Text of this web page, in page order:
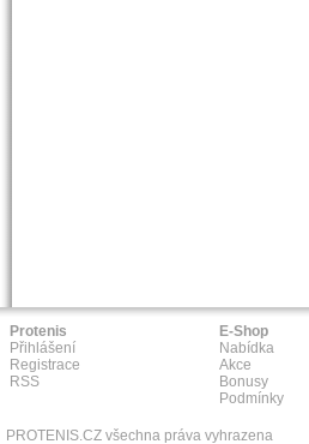
Protenis
Přihlášení
Registrace
RSS
E-Shop
Nabídka
Akce
Bonusy
Podmínky
PROTENIS.CZ všechna práva vyhrazena